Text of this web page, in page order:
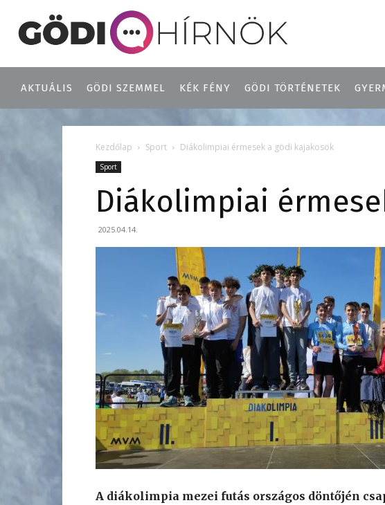
AKTUÁLIS GÖDI SZEMMEL KÉK FÉNY GÖDI TÖRTÉNETEK
Kezdőlap Sport Diákolimpiai érmesek a gödi kajakosok
Sport
Diákolimpiai
2025.04.14.
A diákolimpia mezei futás országos döntőjén